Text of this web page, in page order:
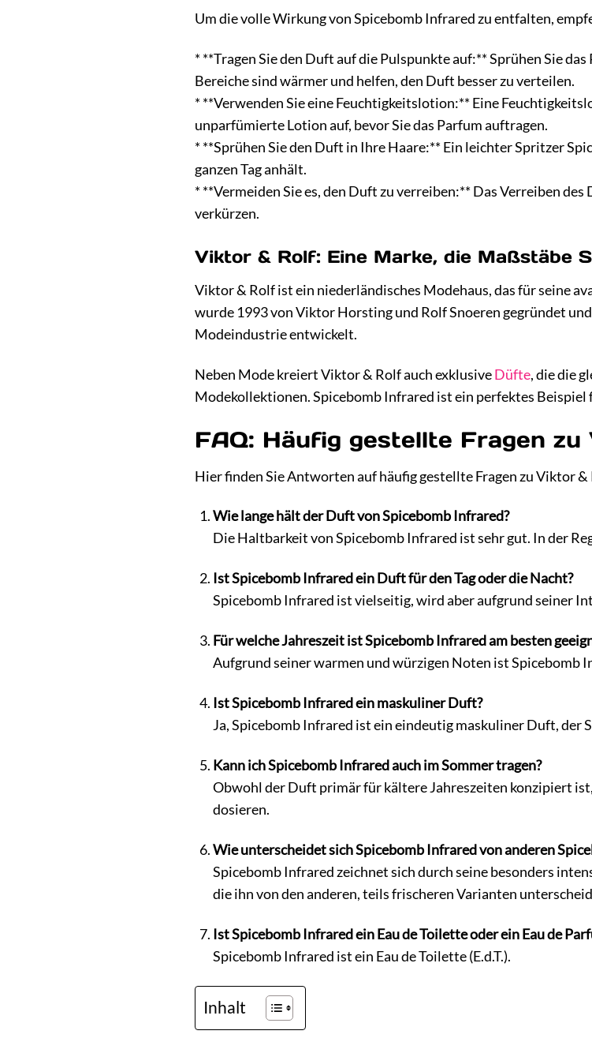
Um die volle Wirkung von Spicebomb Infrared zu entfalten,
* **Tragen Sie den Duft auf die Pulspunkte auf:** Sprühen Sie
Bereiche sind wärmer und helfen, den Duft besser zu verteilen.
* **Verwenden Sie eine Feuchtigkeitslotion:** Eine
unparfümierte Lotion auf, bevor Sie das Parfum auftragen.
* **Sprühen Sie den Duft in Ihre Haare:** Ein leichter Spritzer
ganzen Tag anhält.
* **Vermeiden Sie es, den Duft zu verreiben:** Das Verreiben
verkürzen.
Viktor & Rolf: Eine Marke, die Maßstäbe
Viktor & Rolf ist ein niederländisches Modehaus, das für seine
wurde 1993 von Viktor Horsting und Rolf Snoeren gegründet
Modeindustrie entwickelt.
Neben Mode kreiert Viktor & Rolf auch exklusiveDüfte, die die
Modekollektionen. Spicebomb Infrared ist ein perfektes
FAQ: Häufig gestellte Fragen
Hier finden Sie Antworten auf häufig gestellte Fragen zu Viktor
Wie lange hält der Duft von Spicebomb Infrared?
Die Haltbarkeit von Spicebomb Infrared ist sehr gut. In der
Ist Spicebomb Infrared ein Duft für den Tag oder die Nacht?
Spicebomb Infrared ist vielseitig, wird aber aufgrund seiner
Für welche Jahreszeit ist Spicebomb Infrared am besten
Aufgrund seiner warmen und würzigen Noten ist
Ist Spicebomb Infrared ein maskuliner Duft?
Ja, Spicebomb Infrared ist ein eindeutig maskuliner Duft, der
Kann ich Spicebomb Infrared auch im Sommer tragen?
Obwohl der Duft primär für kältere Jahreszeiten konzipiert
dosieren.
Wie unterscheidet sich Spicebomb Infrared von anderen
Spicebomb Infrared zeichnet sich durch seine besonders
die ihn von den anderen, teils frischeren Varianten
Ist Spicebomb Infrared ein Eau de Toilette oder ein Eau de
Spicebomb Infrared ist ein Eau de Toilette (E.d.T.).
Inhalt